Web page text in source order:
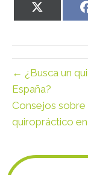
on
← ¿Busca un
España?
Consejos
quiropráctico